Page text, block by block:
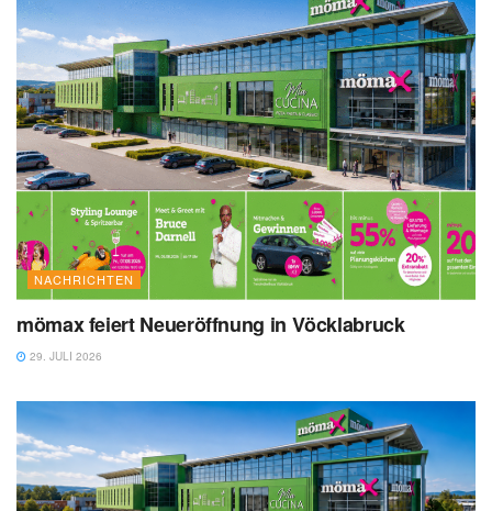
NACHRICHTEN
mömax feiert Neueröffnung in Vöcklabruck
29. JULI 2026